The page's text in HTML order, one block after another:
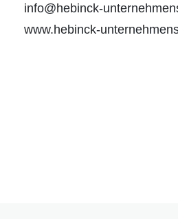
info@hebinck-
www.hebinck-